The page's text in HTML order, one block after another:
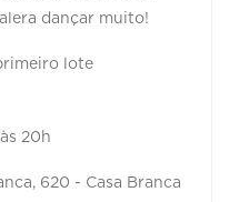
dançar muito!
lote
20h
620 - Casa Branca